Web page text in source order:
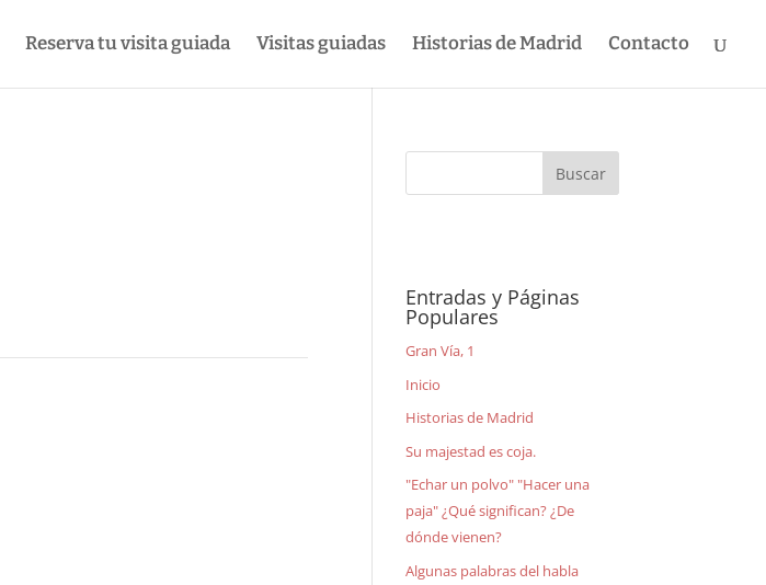
Reserva tu visita guiada Visitas guiadas Historias de Madrid Contacto
Entradas y Páginas
Populares
Gran Vía, 1
Inicio
Historias de Madrid
Su majestad es coja.
"Echar un polvo" "Hacer una
paja" ¿Qué significan? ¿De
dónde vienen?
Algunas palabras del habla